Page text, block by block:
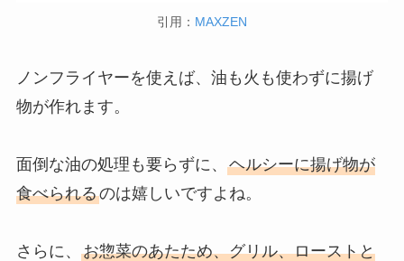
引用： MAXZEN
ノンフライヤーを使えば、油も火も使わずに揚げ
物が作れます。
面倒な油の処理も要らずに、 ヘルシーに揚げ物が
食べられるのは嬉しいですよね。
さらに、 お惣菜のあたため、グリル、ローストと